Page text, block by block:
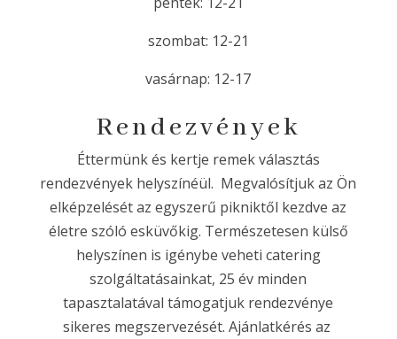
szombat: 12-21
vasárnap: 12-17
Rendezvények
Éttermünk és kertje remek választás
rendezvények helyszínéül. Megvalósítjuk az Ön
elképzelését az egyszerű pikniktől kezdve az
életre szóló esküvőkig. Természetesen külső
helyszínen is igénybe veheti catering
szolgáltatásainkat, 25 év minden
tapasztalatával támogatjuk rendezvénye
sikeres megszervezését. Ajánlatkérés az